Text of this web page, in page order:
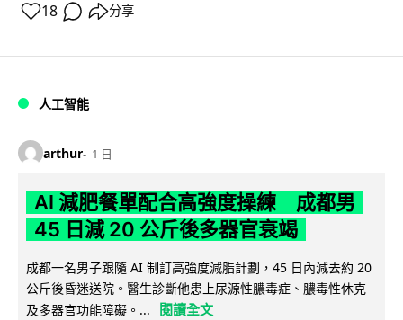
18 分享
人工智能
arthur 1 日
AI 減肥餐單配合高強度操練 成都男
45 日減 20 公斤後多器官衰竭
成都一名男子跟隨 AI 制訂高強度減脂計劃，45 日內減去約 20
公斤後昏迷送院。醫生診斷他患上尿源性膿毒症、膿毒性休克
及多器官功能障礙。...
閱讀全文